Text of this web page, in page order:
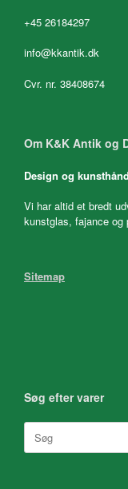
+45 26184297
info@kkantik.dk
Cvr. nr. 38408674
Om K&K Antik og
Design og
Vi har altid et bredt
kunstglas, fajance
Sitemap
Søg efter varer
efter: